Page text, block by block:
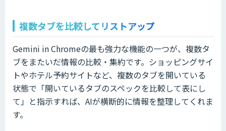
複数タブを比較してリストアップ
Gemini in Chromeの最も強力な機能の一つが、複数タ
ブをまたいだ情報の比較・集約です。ショッピングサイ
トやホテル予約サイトなど、複数のタブを開いている
状態で「開いているタブのスペックを比較して表にし
て」と指示すれば、AIが横断的に情報を整理してくれま
す。